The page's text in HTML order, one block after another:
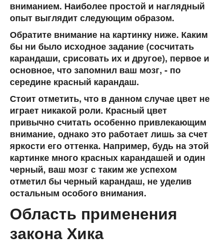
вниманием. Наиболее простой и наглядный
опыт выглядит следующим образом.
Обратите внимание на картинку ниже. Каким
бы ни было исходное задание (сосчитать
карандаши, срисовать их и другое), первое и
основное, что запомнил ваш мозг, - по
середине красный карандаш.
Стоит отметить, что в данном случае цвет не
играет никакой роли. Красный цвет
привычно считать особенно привлекающим
внимание, однако это работает лишь за счет
яркости его оттенка. Например, будь на этой
картинке много красных карандашей и один
черный, ваш мозг с таким же успехом
отметил бы черный карандаш, не уделив
остальным особого внимания.
Область применения
закона Хика